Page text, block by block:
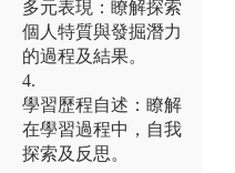
多元表現：瞭解探索
個人特質與發掘潛力
的過程及結果。
4.
學習歷程自述：瞭解
在學習過程中，自我
探索及反思。